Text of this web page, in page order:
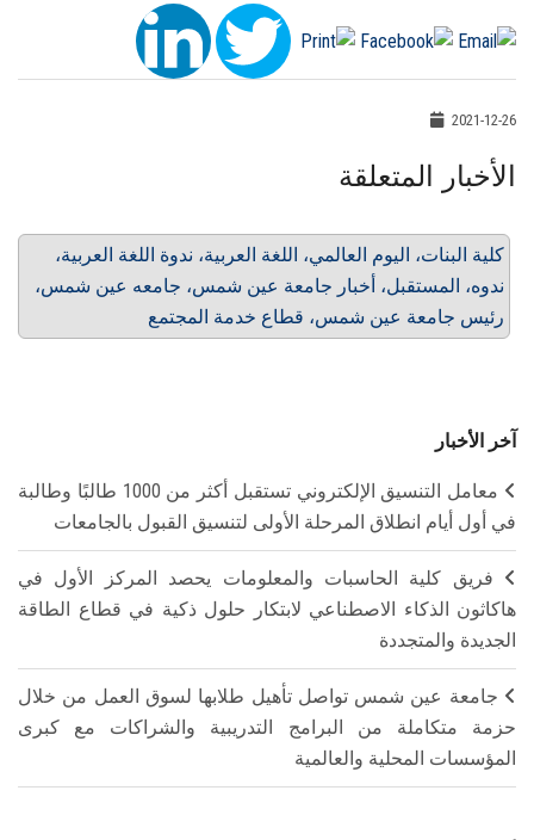
2021-12-26
الأخبار المتعلقة
كلية البنات، اليوم العالمي، اللغة العربية، ندوة اللغة العربية،
ندوه، المستقبل، أخبار جامعة عين شمس، جامعه عين شمس،
رئيس جامعة عين شمس، قطاع خدمة المجتمع
آخر الأخبار
معامل التنسيق الإلكتروني تستقبل أكثر من 1000 طالبًا وطالبة
في أول أيام انطلاق المرحلة الأولى لتنسيق القبول بالجامعات
فريق كلية الحاسبات والمعلومات يحصد المركز الأول في
هاكاثون الذكاء الاصطناعي لابتكار حلول ذكية في قطاع الطاقة
الجديدة والمتجددة
جامعة عين شمس تواصل تأهيل طلابها لسوق العمل من خلال
حزمة متكاملة من البرامج التدريبية والشراكات مع كبرى
المؤسسات المحلية والعالمية